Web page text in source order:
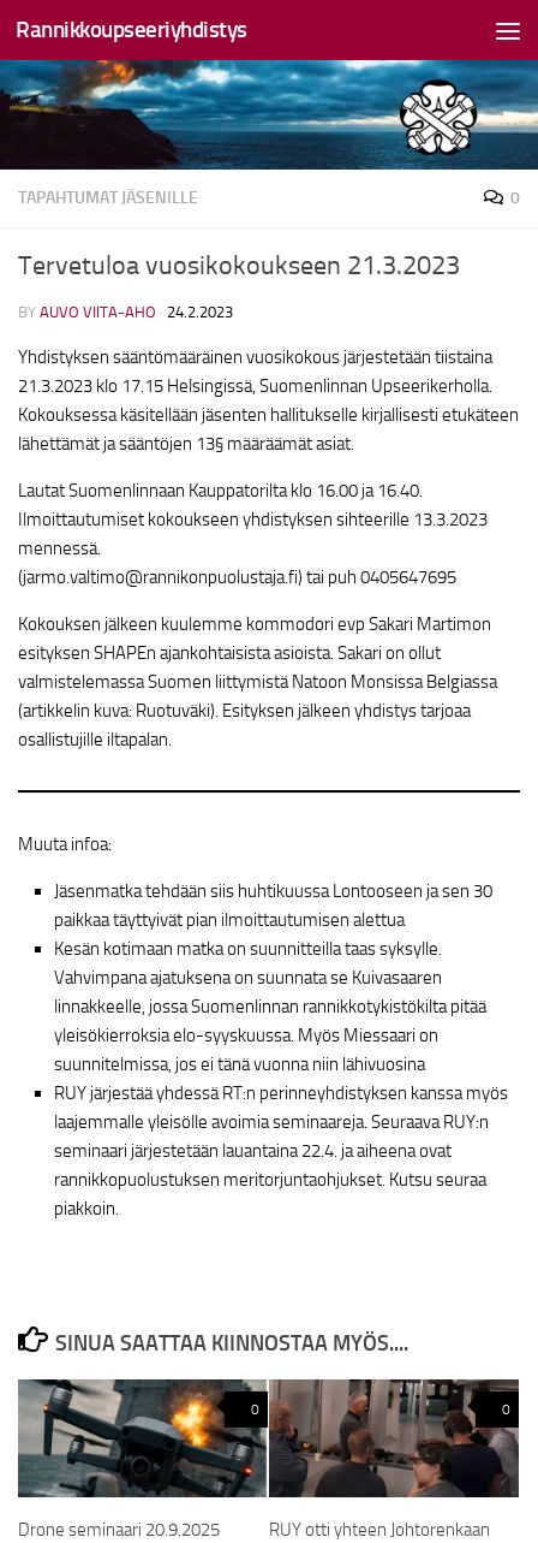
Skip to content
Rannikkoupseeriyhdistys
TAPAHTUMAT JÄSENILLE 0
Tervetuloa vuosikokoukseen 21.3.2023
BY AUVO VIITA-AHO · 24.2.2023
Yhdistyksen sääntömääräinen vuosikokous järjestetään tiistaina
21.3.2023 klo 17.15 Helsingissä, Suomenlinnan Upseerikerholla.
Kokouksessa käsitellään jäsenten hallitukselle kirjallisesti etukäteen
lähettämät ja sääntöjen 13§ määräämät asiat.
Lautat Suomenlinnaan Kauppatorilta klo 16.00 ja 16.40.
Ilmoittautumiset kokoukseen yhdistyksen sihteerille 13.3.2023
mennessä.
(jarmo.valtimo@rannikonpuolustaja.fi) tai puh 0405647695
Kokouksen jälkeen kuulemme kommodori evp Sakari Martimon
esityksen SHAPEn ajankohtaisista asioista. Sakari on ollut
valmistelemassa Suomen liittymistä Natoon Monsissa Belgiassa
(artikkelin kuva: Ruotuväki). Esityksen jälkeen yhdistys tarjoaa
osallistujille iltapalan.
Muuta infoa:
Jäsenmatka tehdään siis huhtikuussa Lontooseen ja sen 30
paikkaa täyttyivät pian ilmoittautumisen alettua
Kesän kotimaan matka on suunnitteilla taas syksylle.
Vahvimpana ajatuksena on suunnata se Kuivasaaren
linnakkeelle, jossa Suomenlinnan rannikkotykistökilta pitää
yleisökierroksia elo-syyskuussa. Myös Miessaari on
suunnitelmissa, jos ei tänä vuonna niin lähivuosina
RUY järjestää yhdessä RT:n perinneyhdistyksen kanssa myös
laajemmalle yleisölle avoimia seminaareja. Seuraava RUY:n
seminaari järjestetään lauantaina 22.4. ja aiheena ovat
rannikkopuolustuksen meritorjuntaohjukset. Kutsu seuraa
piakkoin.
SINUA SAATTAA KIINNOSTAA MYÖS....
0
Drone seminaari 20.9.2025
0
RUY otti yhteen Johtorenkaan